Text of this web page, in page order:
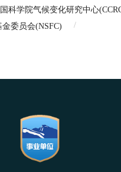
科学院气候变化研究中心
委员会(NSFC)